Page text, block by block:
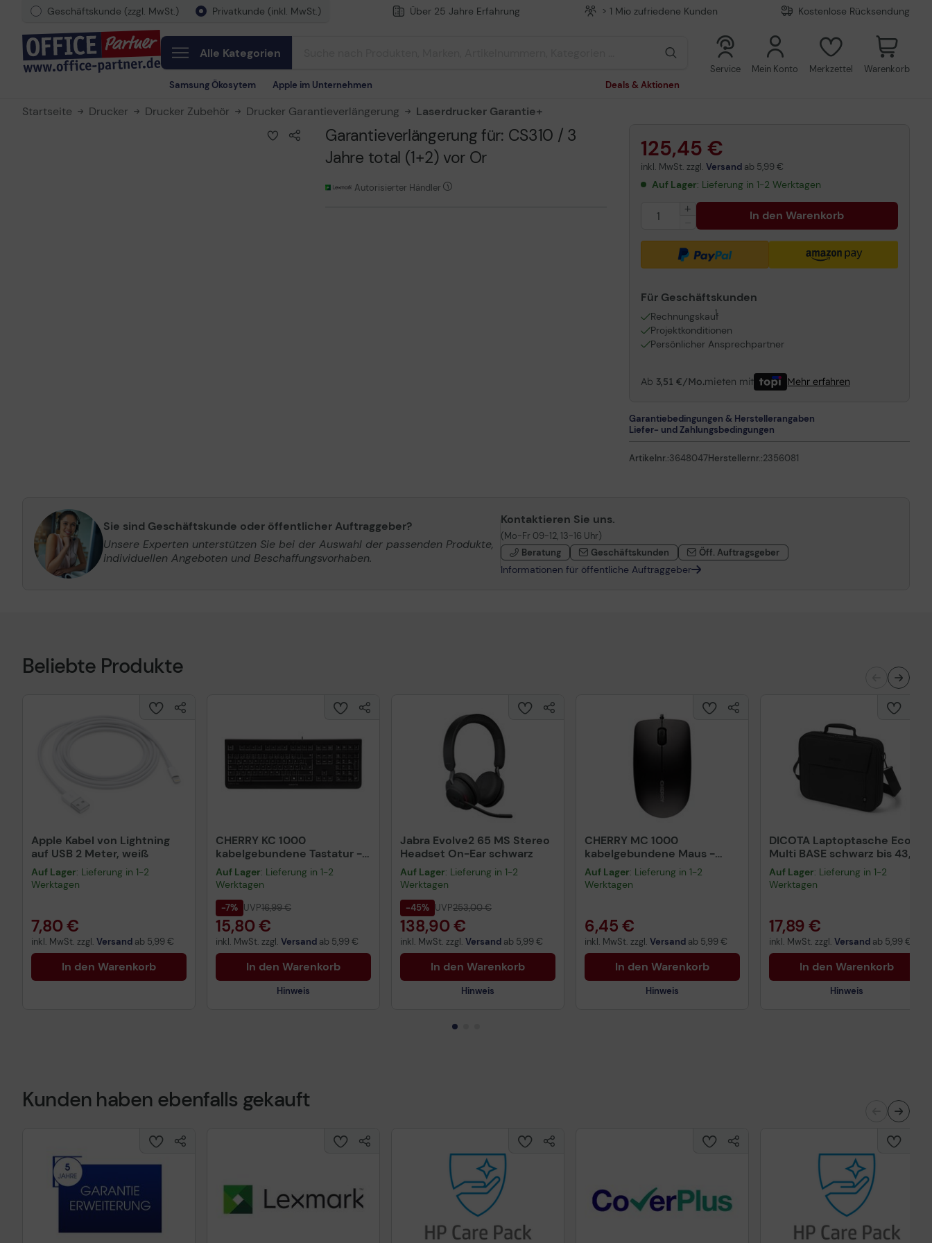
Geschäftskunde (zzgl. MwSt.) Privatkunde (inkl. MwSt.) Über 25 Jahre Erfahrung > 1 Mio zufriedene Kunden Kostenlose Rücksendung
Alle Kategorien
Samsung Ökosytem Apple im Unternehmen Deals & Aktionen
Service Mein Konto Merkzettel Warenkorb
Startseite Drucker Drucker Zubehör Drucker Garantieverlängerung Laserdrucker Garantie+
Garantieverlängerung für: CS310 / 3
Jahre total (1+2) vor Or
Autorisierter Händler
125,45 €
inkl. MwSt. zzgl. Versandab 5,99 €
Auf Lager: Lieferung in 1-2 Werktagen
In den Warenkorb
Für Geschäftskunden
Rechnungskauf
1
Projektkonditionen
Persönlicher Ansprechpartner
Ab 3,51 €/Mo.mieten mit Mehr erfahren
Garantiebedingungen & Herstellerangaben
Liefer- und Zahlungsbedingungen
Artikelnr.:3648047Herstellernr.:2356081
Sie sind Geschäftskunde oder öffentlicher Auftraggeber?
Unsere Experten unterstützen Sie bei der Auswahl der passenden Produkte,
individuellen Angeboten und Beschaffungsvorhaben.
Kontaktieren Sie uns.
(Mo-Fr 09-12, 13-16 Uhr)
Beratung
Geschäftskunden Öff. Auftragsgeber
Informationen für öffentliche Auftraggeber
Beliebte Produkte
Apple Kabel von Lightning
auf USB 2 Meter, weiß
Auf Lager: Lieferung in 1-2
Werktagen
7,80 €
inkl. MwSt. zzgl. Versand ab 5,99 €
In den Warenkorb
CHERRY KC 1000
kabelgebundene Tastatur -
QWERTZ DE - schwarz
Auf Lager: Lieferung in 1-2
Werktagen
-7% UVP16,99 €
15,80 €
inkl. MwSt. zzgl. Versand ab 5,99 €
In den Warenkorb
Hinweis
Technisches Produktdatenblatt
Jabra Evolve2 65 MS Stereo
Headset On-Ear schwarz
Auf Lager: Lieferung in 1-2
Werktagen
-45% UVP253,00 €
138,90 €
inkl. MwSt. zzgl. Versand ab 5,99 €
In den Warenkorb
Hinweis
CHERRY MC 1000
kabelgebundene Maus -
schwarz
Auf Lager: Lieferung in 1-2
Werktagen
6,45 €
inkl. MwSt. zzgl. Versand ab 5,99 €
In den Warenkorb
Hinweis
DICOTA Laptoptasche Eco
Multi BASE schwarz bis 43,9
cm (17,3 Zoll)
Auf Lager: Lieferung in 1-2
Werktagen
17,89 €
inkl. MwSt. zzgl. Versand ab 5,99 €
In den Warenkorb
Hinweis
Kunden haben ebenfalls gekauft